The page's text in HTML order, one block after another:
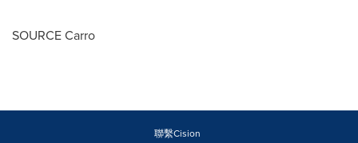
SOURCE Carro
聯繫Cision